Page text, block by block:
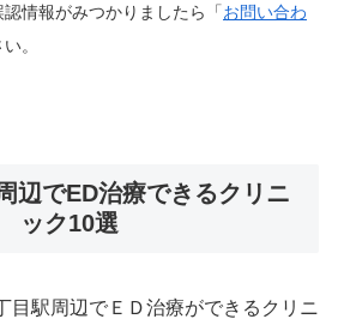
情報がみつかりましたら「お問い合わ
。
辺でED治療できるクリニ
ック10選
目駅周辺でＥＤ治療ができるクリニ